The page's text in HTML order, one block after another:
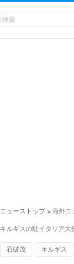
ニューストップ > 海外ニ
キルギスの駐イタリア
石破茂 キルギス